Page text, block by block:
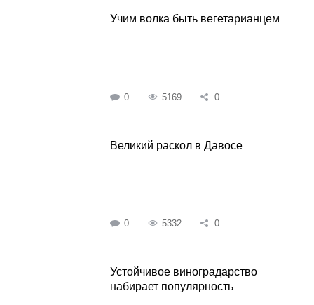
Учим волка быть вегетарианцем
0 5169 0
Великий раскол в Давосе
0 5332 0
Устойчивое виноградарство
набирает популярность